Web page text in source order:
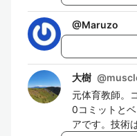
@Maruzo
大樹 @
元体育教師。
0コミットと
アです。技術